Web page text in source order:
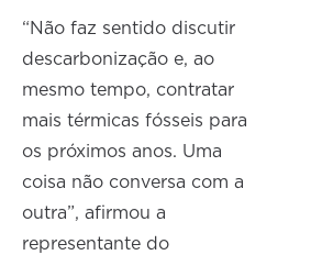
“Não faz sentido discutir
descarbonização e, ao
mesmo tempo, contratar
mais térmicas fósseis para
os próximos anos. Uma
coisa não conversa com a
outra”, afirmou a
representante do